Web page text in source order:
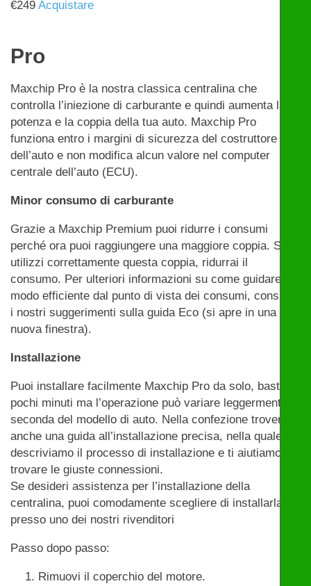
€249 Acquistare
Pro
Maxchip Pro è la nostra classica centralina che
controlla l’iniezione di carburante e quindi aumenta la
potenza e la coppia della tua auto. Maxchip Pro
funziona entro i margini di sicurezza del costruttore
dell’auto e non modifica alcun valore nel computer
centrale dell’auto (ECU).
Minor consumo di carburante
Grazie a Maxchip Premium puoi ridurre i consumi
perché ora puoi raggiungere una maggiore coppia. Se
utilizzi correttamente questa coppia, ridurrai il
consumo. Per ulteriori informazioni su come guidare in
modo efficiente dal punto di vista dei consumi, consulta
i nostri suggerimenti sulla guida Eco (si apre in una
nuova finestra).
Installazione
Puoi installare facilmente Maxchip Pro da solo, bastano
pochi minuti ma l’operazione può variare leggermente a
seconda del modello di auto. Nella confezione troverai
anche una guida all’installazione precisa, nella quale
descriviamo il processo di installazione e ti aiutiamo a
trovare le giuste connessioni.
Se desideri assistenza per l’installazione della
centralina, puoi comodamente scegliere di installarla
presso uno dei nostri rivenditori
Passo dopo passo:
Rimuovi il coperchio del motore.